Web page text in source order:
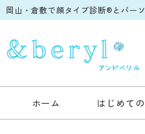
岡山・倉敷で顔タイプ診断®︎とパー
ホーム はじめて